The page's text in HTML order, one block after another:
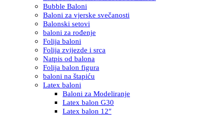
Bubble Baloni
Baloni za vjerske svečanosti
Balonski setovi
baloni za rođenje
Folija baloni
Folija zvijezde i srca
Natpis od balona
Folija balon figura
baloni na štapiću
Latex baloni
Baloni za Modeliranje
Latex balon G30
Latex balon 12″